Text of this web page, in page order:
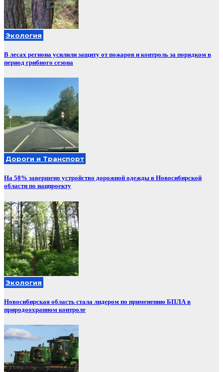
Экология
В лесах региона усилили защиту от пожаров и контроль за порядком в
период грибного сезона
Дороги и Транспорт
На 58% завершено устройство дорожной одежды в Новосибирской
области по нацпроекту
Экология
Новосибирская область стала лидером по применению БПЛА в
природоохранном контроле